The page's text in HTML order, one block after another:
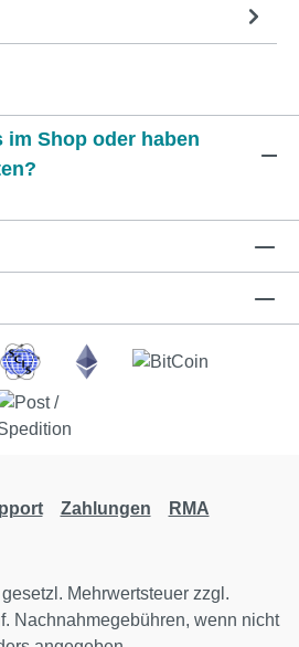
im Shop oder haben
Zahlungen RMA
Mehrwertsteuer zzgl.
Nachnahmegebühren, wenn nicht